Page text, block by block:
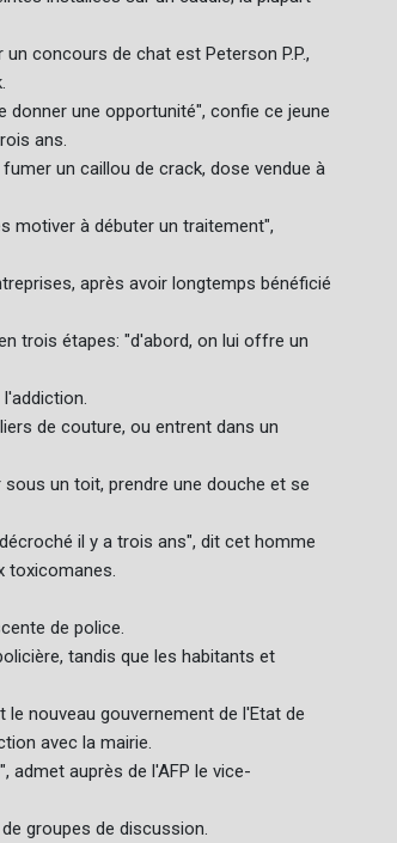
concours de chat est Peterson P.P.,
une opportunité", confie ce jeune
ans.
un caillou de crack, dose vendue à
motiver à débuter un traitement",
après avoir longtemps bénéficié
trois étapes: "d'abord, on lui offre un
de couture, ou entrent dans un
un toit, prendre une douche et se
il y a trois ans", dit cet homme
toxicomanes.
de police.
tandis que les habitants et
nouveau gouvernement de l'Etat de
avec la mairie.
admet auprès de l'AFP le vice-
groupes de discussion.